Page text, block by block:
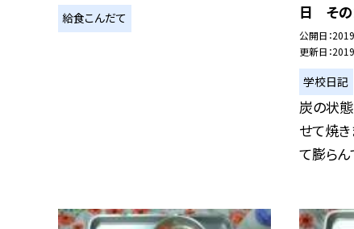
給食こんだて
日 その
公開日
更新日
学校日記
炭の状
せて焼
て膨ら